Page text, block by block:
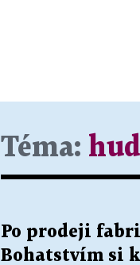
Téma:
Po prodeji
Bohatstvím si